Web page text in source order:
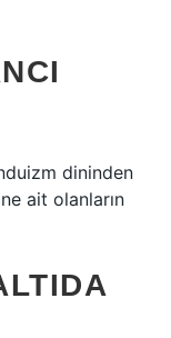
dininden
ait olanların